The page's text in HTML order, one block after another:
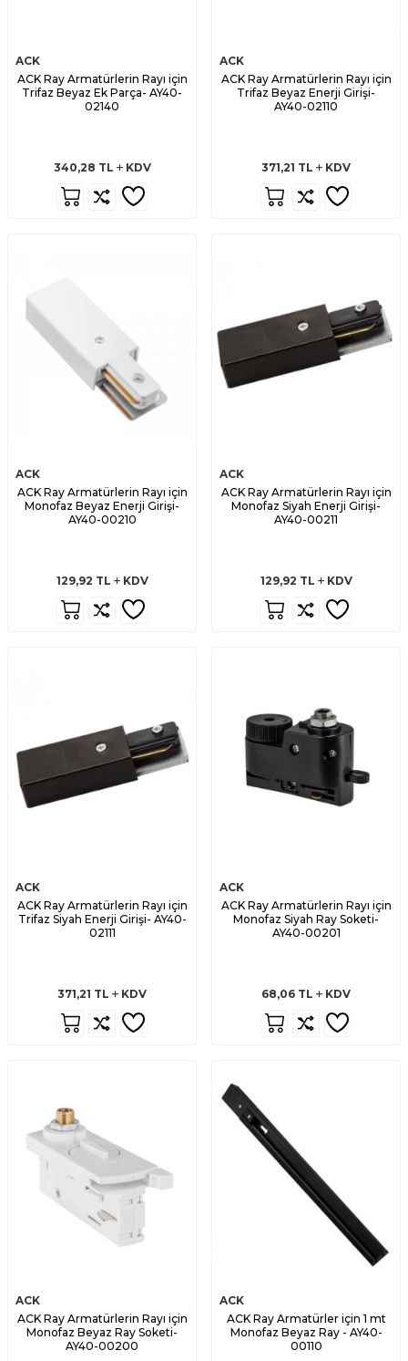
ACK
ACK Ray Armatürlerin Rayı için
Trifaz Beyaz Ek Parça- AY40-
02140
340,28 TL KDV
ACK
ACK Ray Armatürlerin Rayı için
Trifaz Beyaz Enerji Girişi-
AY40-02110
371,21 TL KDV
ACK
ACK Ray Armatürlerin Rayı için
Monofaz Beyaz Enerji Girişi-
AY40-00210
129,92 TL KDV
ACK
ACK Ray Armatürlerin Rayı için
Monofaz Siyah Enerji Girişi-
AY40-00211
129,92 TL KDV
ACK
ACK Ray Armatürlerin Rayı için
Trifaz Siyah Enerji Girişi- AY40-
02111
371,21 TL KDV
ACK
ACK Ray Armatürlerin Rayı için
Monofaz Siyah Ray Soketi-
AY40-00201
68,06 TL KDV
ACK
ACK Ray Armatürlerin Rayı için
Monofaz Beyaz Ray Soketi-
AY40-00200
ACK
ACK Ray Armatürler için 1 mt
Monofaz Beyaz Ray - AY40-
00110